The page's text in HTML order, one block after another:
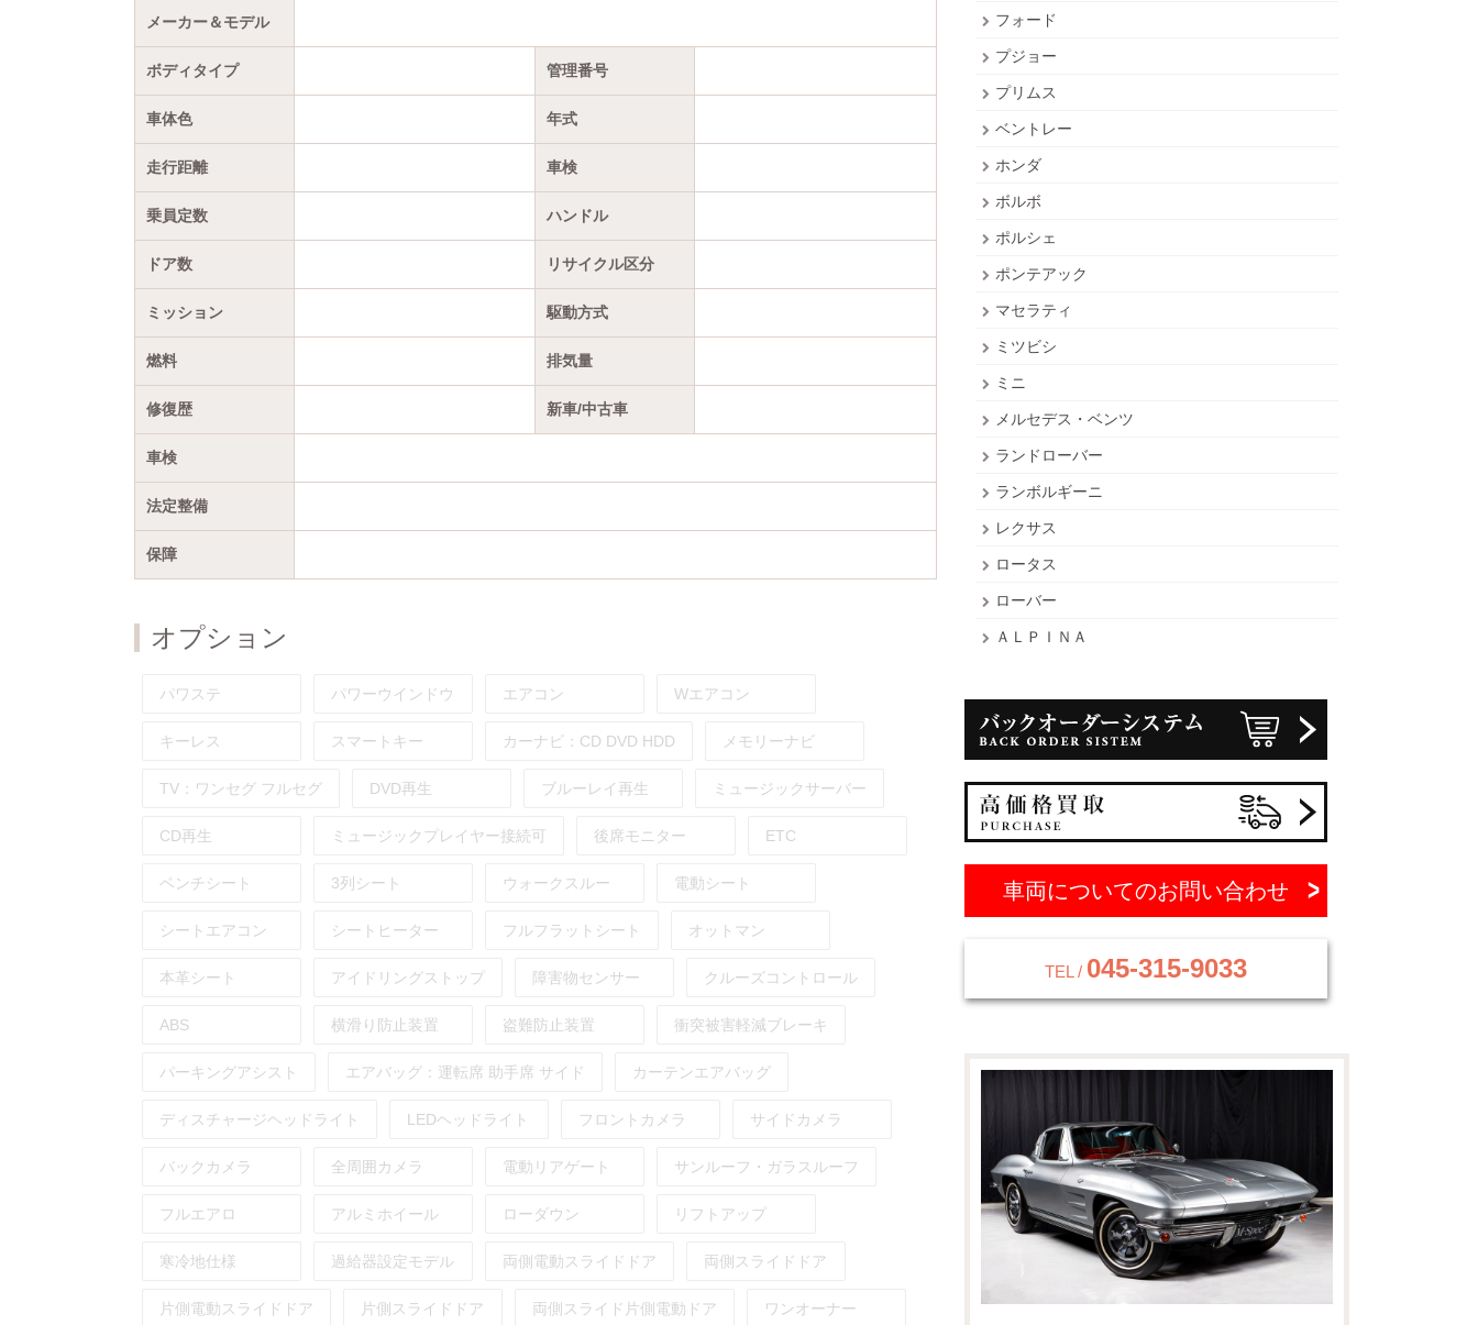
メーカー＆モデル
ボディタイプ 管理番号
車体色 年式
走行距離 車検
乗員定数 ハンドル
ドア数 リサイクル区分
ミッション 駆動方式
燃料 排気量
修復歴 新車/中古車
車検
法定整備
保障
オプション
パワステ パワーウインドウ エアコン Wエアコン
キーレス スマートキー カーナビ： CD DVD HDD メモリーナビ
TV： ワンセグ フルセグ DVD再生 ブルーレイ再生 ミュージックサーバー
CD再生 ミュージックプレイヤー接続可 後席モニター ETC
ベンチシート 3列シート ウォークスルー 電動シート
シートエアコン シートヒーター フルフラットシート オットマン
本革シート アイドリングストップ 障害物センサー クルーズコントロール
ABS 横滑り防止装置 盗難防止装置 衝突被害軽減ブレーキ
パーキングアシスト エアバッグ： 運転席 助手席 サイド カーテンエアバッグ
ディスチャージヘッドライト LEDヘッドライト フロントカメラ サイドカメラ
バックカメラ 全周囲カメラ 電動リアゲート サンルーフ・ガラスルーフ
フルエアロ アルミホイール ローダウン リフトアップ
寒冷地仕様 過給器設定モデル 両側電動スライドドア 両側スライドドア
片側電動スライドドア 片側スライドドア 両側スライド片側電動ドア ワンオーナー
フォード
プジョー
プリムス
ベントレー
ホンダ
ボルボ
ポルシェ
ポンテアック
マセラティ
ミツビシ
ミニ
メルセデス・ベンツ
ランドローバー
ランボルギーニ
レクサス
ロータス
ローバー
ＡＬＰＩＮＡ
車両についてのお問い合わせ
TEL / 045-315-9033